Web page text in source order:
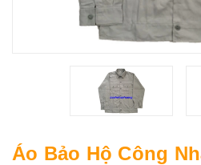
Áo Bảo Hộ Công